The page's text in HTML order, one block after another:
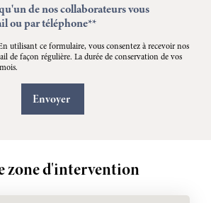
de nos collaborateurs vous
ou par téléphone**
utilisant ce formulaire, vous consentez à recevoir nos
de façon régulière. La durée de conservation de vos
zone d'intervention